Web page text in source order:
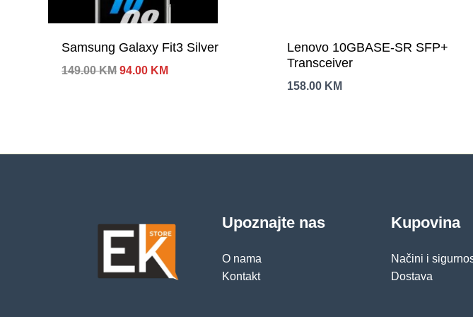
Samsung Galaxy Fit3 Silver
149.00KM Izvorna
94.00 KMTrenutna
Lenovo 10GBASE-SR SFP+
Transceiver
158.00 KM
Upoznajte nas
O nama
Kontakt
Kupovina
Načini i
Dostava